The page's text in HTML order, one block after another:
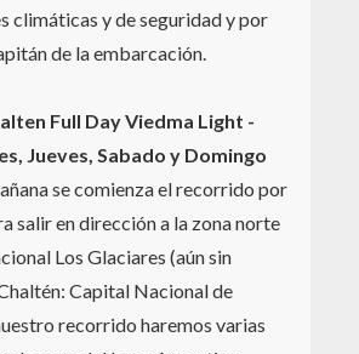
climáticas y de seguridad y por
de la embarcación.
Full Day Viedma Light -
Jueves, Sabado y Domingo
se comienza el recorrido por
salir en dirección a la zona norte
Los Glaciares (aún sin
Capital Nacional de
recorrido haremos varias